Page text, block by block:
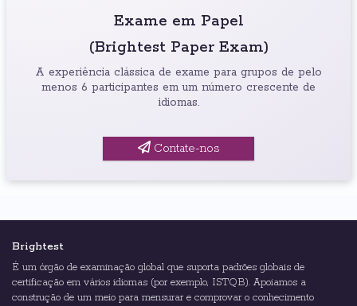
Exame em Papel
(Brightest Paper Exam)
A experiência clássica de exame para grupos de pelo
menos 6 participantes em um número crescente de
idiomas.
Contate-nos
Brightest
É um órgão de examinação global que suporta padrões globais de
certificação em vários idiomas (por exemplo, ISTQB). Apoiamos a
construção de um meio para mensurar e comprovar o conhecimento